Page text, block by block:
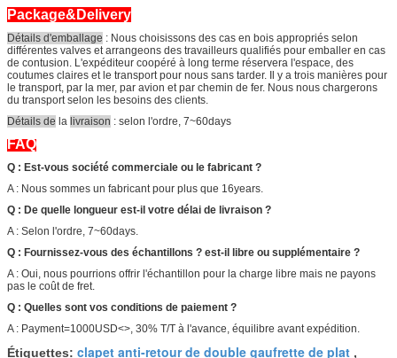
Package&Delivery
Détails d'emballage : Nous choisissons des cas en bois appropriés selon
différentes valves et arrangeons des travailleurs qualifiés pour emballer en cas
de contusion. L'expéditeur coopéré à long terme réservera l'espace, des
coutumes claires et le transport pour nous sans tarder. Il y a trois manières pour
le transport, par la mer, par avion et par chemin de fer. Nous nous chargerons
du transport selon les besoins des clients.
Détails de la livraison : selon l'ordre, 7~60days
FAQ
Q : Est-vous société commerciale ou le fabricant ?
A : Nous sommes un fabricant pour plus que 16years.
Q : De quelle longueur est-il votre délai de livraison ?
A : Selon l'ordre, 7~60days.
Q : Fournissez-vous des échantillons ? est-il libre ou supplémentaire ?
A : Oui, nous pourrions offrir l'échantillon pour la charge libre mais ne payons
pas le coût de fret.
Q : Quelles sont vos conditions de paiement ?
A : Payment=1000USD<>, 30% T/T à l'avance, équilibre avant expédition.
Étiquettes: clapet anti-retour de double gaufrette de plat ,